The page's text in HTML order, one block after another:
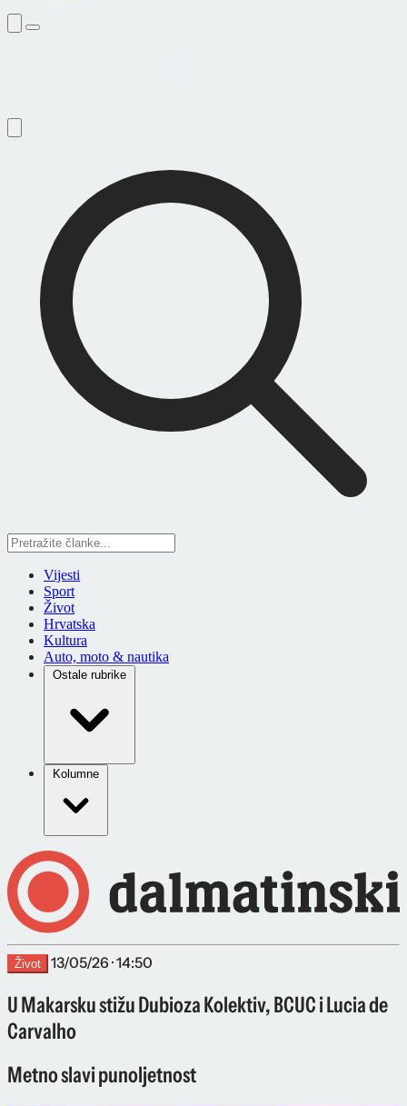
Vijesti
Sport
Život
Hrvatska
Kultura
Auto, moto & nautika
Ostale rubrike
Kolumne
Život 13/05/26 · 14:50
U Makarsku stižu Dubioza Kolektiv, BCUC i Lucia de
Carvalho
Metno slavi punoljetnost